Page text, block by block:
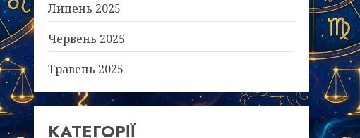
Липень 2025
Червень 2025
Травень 2025
КАТЕГОРІЇ